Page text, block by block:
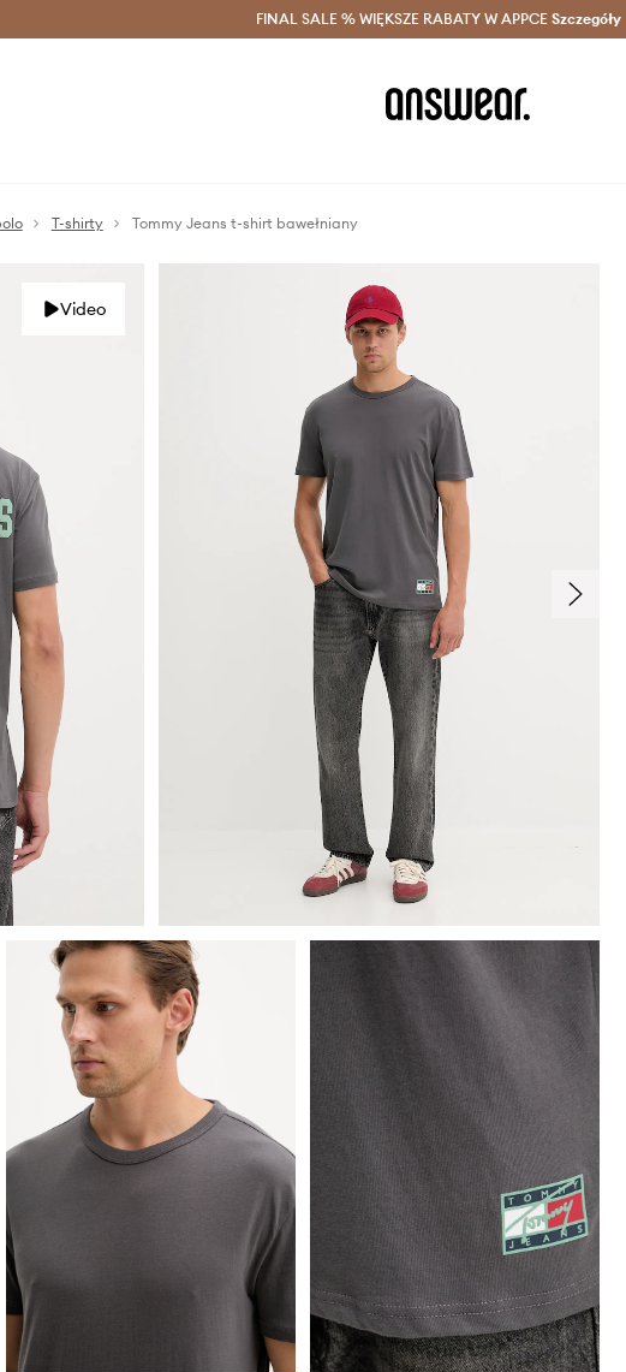
Oszczędzaj z Answear Club > Dostawa nawet w 24h >
FINAL SALE % WIĘKSZE RABATY W APPCE Szczegóły
T-shirty Tommy Jeans t-shirt bawełniany
Video